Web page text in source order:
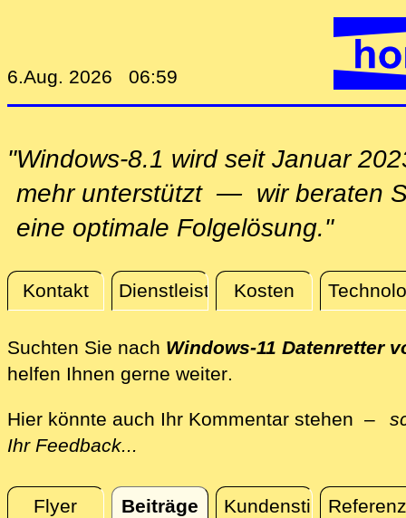
6.Aug. 2026 06:59
"Windows-8.1 wird seit Januar
mehr unterstützt — wir beraten
eine optimale Folgelösung."
Kontakt DienstleistungenKosten
Aktuelles
Suchten Sie nach Windows-11 Datenretter
helfen Ihnen gerne weiterdirekt vor Ort
.
Hier könnte auch Ihr Kommentar stehen –
Ihr Feedback...
Flyer Beiträge Kundenstimmen